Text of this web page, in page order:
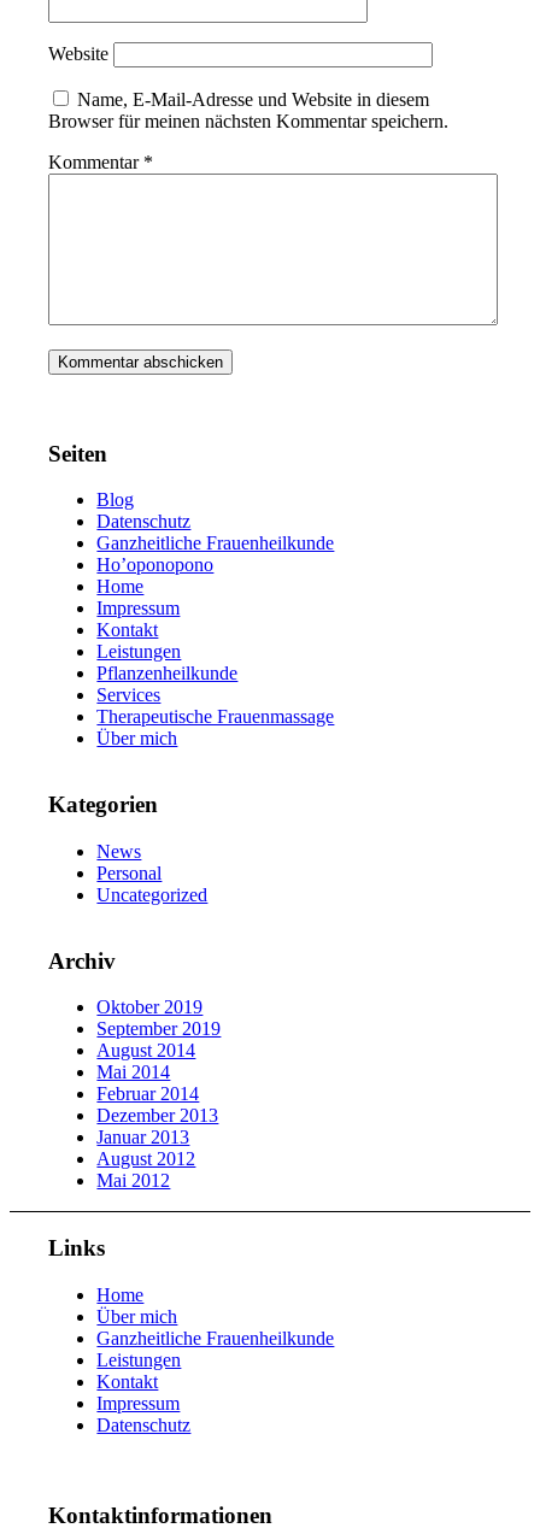
Website
Name, E-Mail-Adresse und Website in diesem
Browser für meinen nächsten Kommentar speichern.
Kommentar *
Seiten
Blog
Datenschutz
Ganzheitliche Frauenheilkunde
Ho’oponopono
Home
Impressum
Kontakt
Leistungen
Pflanzenheilkunde
Services
Therapeutische Frauenmassage
Über mich
Kategorien
News
Personal
Uncategorized
Archiv
Oktober 2019
September 2019
August 2014
Mai 2014
Februar 2014
Dezember 2013
Januar 2013
August 2012
Mai 2012
Links
Home
Über mich
Ganzheitliche Frauenheilkunde
Leistungen
Kontakt
Impressum
Datenschutz
Kontaktinformationen